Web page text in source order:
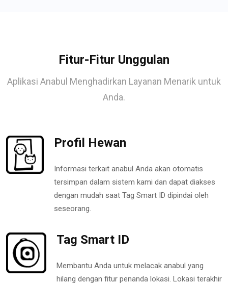
Fitur-Fitur Unggulan
Aplikasi Anabul Menghadirkan Layanan Menarik untuk
Anda.
Profil Hewan
Informasi terkait anabul Anda akan otomatis
tersimpan dalam sistem kami dan dapat diakses
dengan mudah saat Tag Smart ID dipindai oleh
seseorang.
Tag Smart ID
Membantu Anda untuk melacak anabul yang
hilang dengan fitur penanda lokasi. Lokasi terakhir